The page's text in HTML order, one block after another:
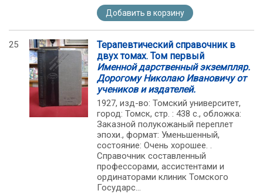
Добавить в корзину
25
Терапевтический справочник в
двух томах. Том первый
Именной дарственный экземпляр.
Дорогому Николаю Ивановичу от
учеников и издателей.
1927, изд-во: Томский университет,
город: Томск, стр. : 438 с., обложка:
Заказной полукожаный переплет
эпохи., формат: Уменьшенный,
состояние: Очень хорошее. .
Справочник составленный
профессорами, ассистентами и
ординаторами клиник Томского
Государс...